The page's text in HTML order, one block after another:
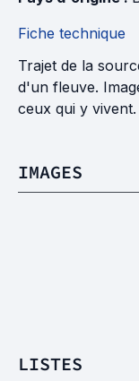
Fiche technique
Trajet de la
d'un fleuve.
ceux qui y vivent.
IMAGES
LISTES